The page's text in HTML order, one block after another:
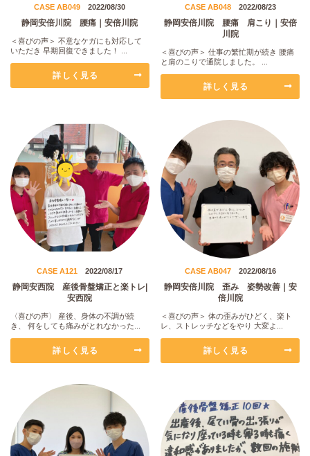
CASE AB049 2022/08/30
静岡安倍川院 腰痛｜安倍川院
＜喜びの声＞ 不意なケガにも対応して
いただき 早期回復できました！ ...
詳しく見る
CASE AB048 2022/08/23
静岡安倍川院 腰痛 肩こり｜安倍
川院
＜喜びの声＞ 仕事の繁忙期が続き 腰痛
と肩のこりで通院しました。 ...
詳しく見る
CASE A121 2022/08/17
静岡安西院 産後骨盤矯正と楽トレ|
安西院
〈喜びの声〉 産後、身体の不調が続
き、 何をしても痛みがとれなかった...
詳しく見る
CASE AB047 2022/08/16
静岡安倍川院 歪み 姿勢改善｜安
倍川院
＜喜びの声＞ 体の歪みがひどく、楽ト
レ、ストレッチなどをやり 大変よ...
詳しく見る